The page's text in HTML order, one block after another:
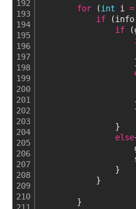
192
193
194
195
196
197
198
199
200
201
202
203
204
205
206
207
208
209
210
for (int i =
if
if
}
else
}
}
}